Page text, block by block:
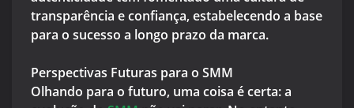
transparência e confiança, estabelecendo a base
para o sucesso a longo prazo da marca.
Perspectivas Futuras para o SMM
Olhando para o futuro, uma coisa é certa: a